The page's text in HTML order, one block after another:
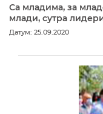
Са младима, за
млади, сутра
Датум: 25.09.2020